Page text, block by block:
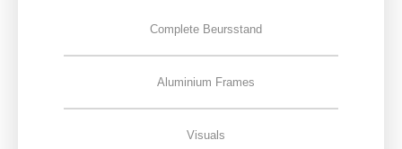
Complete Beursstand
Aluminium Frames
Visuals